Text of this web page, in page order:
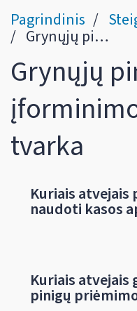
Pagrindinis
Grynųjų pinigų įforminimo/apskaitymo tvarka
Grynųjų
tvarka
Kuriais
naudoti kasos
Kuriais atvejais
pinigų